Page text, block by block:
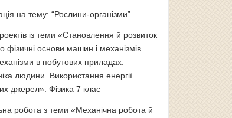
на тему: “Рослини-організми”
із теми «Становлення й розвиток
фізичні основи машин і механізмів.
в побутових приладах.
людини. Використання енергії
джерел». Фізика 7 клас
робота з теми «Механічна робота й